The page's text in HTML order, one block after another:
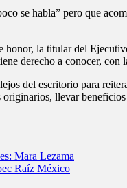
se habla” pero que
la titular del
derecho a conocer,
del escritorio para
llevar
Mara Lezama
Raíz México